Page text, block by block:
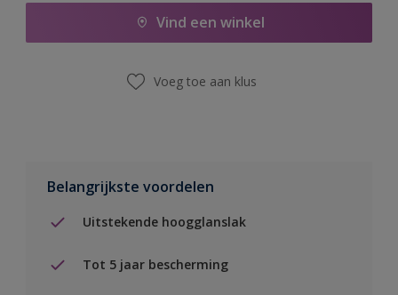
Vind een winkel
Voeg toe aan klus
Belangrijkste voordelen
Uitstekende hoogglanslak
Tot 5 jaar bescherming